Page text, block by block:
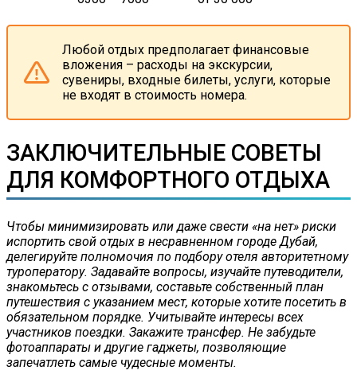
Любой отдых предполагает финансовые
вложения – расходы на экскурсии,
сувениры, входные билеты, услуги, которые
не входят в стоимость номера.
ЗАКЛЮЧИТЕЛЬНЫЕ СОВЕТЫ
ДЛЯ КОМФОРТНОГО ОТДЫХА
Чтобы минимизировать или даже свести «на нет» риски
испортить свой отдых в несравненном городе Дубай,
делегируйте полномочия по подбору отеля авторитетному
туроператору. Задавайте вопросы, изучайте путеводители,
знакомьтесь с отзывами, составьте собственный план
путешествия с указанием мест, которые хотите посетить в
обязательном порядке. Учитывайте интересы всех
участников поездки. Закажите трансфер. Не забудьте
фотоаппараты и другие гаджеты, позволяющие
запечатлеть самые чудесные моменты.